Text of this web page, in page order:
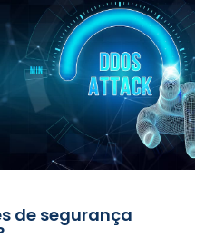
de segurança